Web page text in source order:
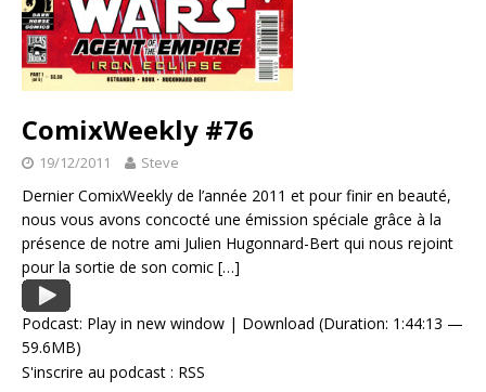
ComixWeekly #76
19/12/2011 Steve
Dernier ComixWeekly de l’année 2011 et pour finir en beauté,
nous vous avons concocté une émission spéciale grâce à la
présence de notre ami Julien Hugonnard-Bert qui nous rejoint
pour la sortie de son comic […]
Podcast: Play in new window | Download (Duration: 1:44:13 —
59.6MB)
S'inscrire au podcast : RSS